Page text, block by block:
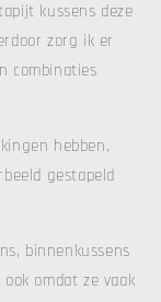
kussens deze
zorg ik er
combinaties
hebben,
gestapeld
binnenkussens
omdat ze vaak